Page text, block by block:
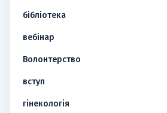
бібліотека
вебінар
Волонтерство
вступ
гінекологія